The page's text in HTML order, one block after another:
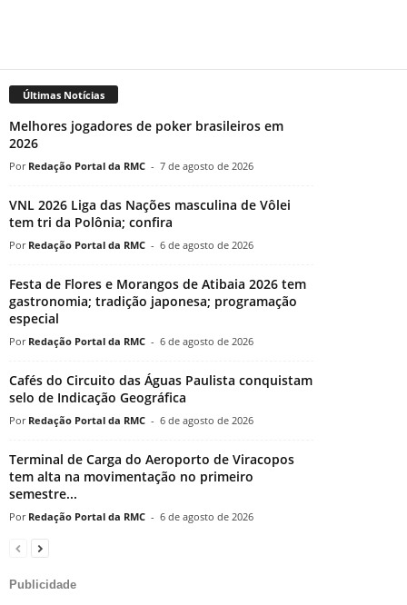
Últimas Notícias
Melhores jogadores de poker brasileiros em
2026
Redação Portal da RMC - 7 de agosto de 2026
VNL 2026 Liga das Nações masculina de Vôlei
tem tri da Polônia; confira
Redação Portal da RMC - 6 de agosto de 2026
Festa de Flores e Morangos de Atibaia 2026 tem
gastronomia; tradição japonesa; programação
especial
Redação Portal da RMC - 6 de agosto de 2026
Cafés do Circuito das Águas Paulista conquistam
selo de Indicação Geográfica
Redação Portal da RMC - 6 de agosto de 2026
Terminal de Carga do Aeroporto de Viracopos
tem alta na movimentação no primeiro
semestre...
Redação Portal da RMC - 6 de agosto de 2026
Publicidade